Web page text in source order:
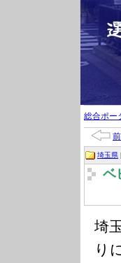
総合ポー
埼玉県 |
ベ
埼
り